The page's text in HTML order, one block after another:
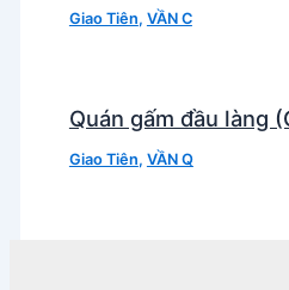
Giao Tiên, VẦN C
Quán gấm đầu làng
Giao Tiên, VẦN Q